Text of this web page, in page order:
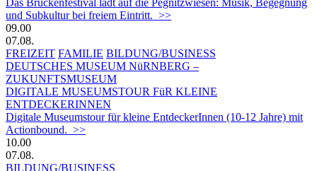
und Subkultur bei freiem Eintritt. >>
09.00
07.08.
FREIZEIT FAMILIE BILDUNG/BUSINESS
DEUTSCHES MUSEUM NüRNBERG –
ZUKUNFTSMUSEUM
DIGITALE MUSEUMSTOUR FüR KLEINE
ENTDECKERINNEN
Digitale Museumstour für kleine EntdeckerInnen (10-12 Jahre) mit
Actionbound. >>
10.00
07.08.
BILDUNG/BUSINESS